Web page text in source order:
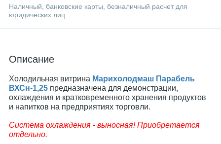
Наличный, банковские карты, безналичный расчет для
юридических лиц
Описание
Холодильная витрина Марихолодмаш Парабель
ВХСн-1,25 предназначена для демонстрации,
охлаждения и кратковременного хранения продуктов
и напитков на предприятиях торговли.
Система охлаждения - выносная! Приобретается
отдельно.